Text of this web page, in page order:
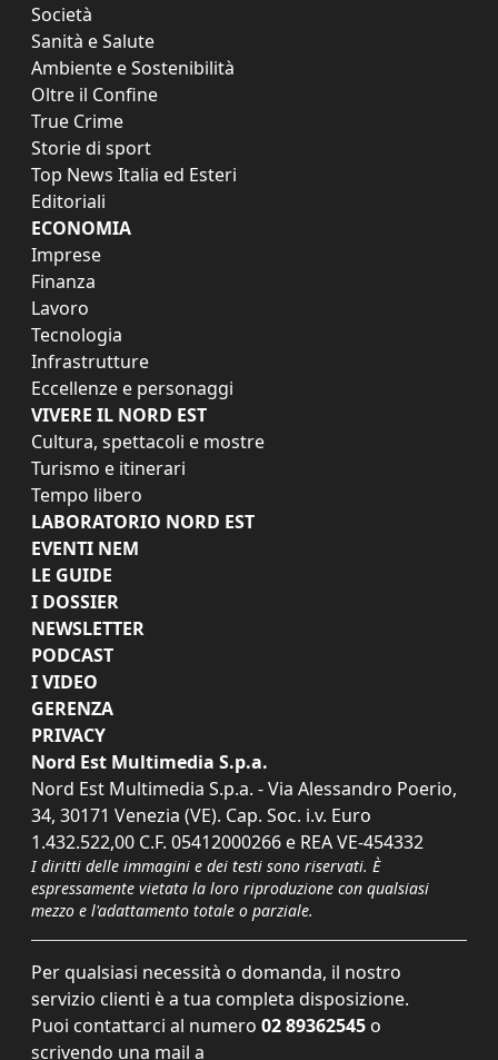
Società
Sanità e Salute
Ambiente e Sostenibilità
Oltre il Confine
True Crime
Storie di sport
Top News Italia ed Esteri
Editoriali
ECONOMIA
Imprese
Finanza
Lavoro
Tecnologia
Infrastrutture
Eccellenze e personaggi
VIVERE IL NORD EST
Cultura, spettacoli e mostre
Turismo e itinerari
Tempo libero
LABORATORIO NORD EST
EVENTI NEM
LE GUIDE
I DOSSIER
NEWSLETTER
PODCAST
I VIDEO
GERENZA
PRIVACY
Nord Est Multimedia S.p.a.
Nord Est Multimedia S.p.a. - Via Alessandro Poerio,
34, 30171 Venezia (VE). Cap. Soc. i.v. Euro
1.432.522,00 C.F. 05412000266 e REA VE-454332
I diritti delle immagini e dei testi sono riservati. È
espressamente vietata la loro riproduzione con qualsiasi
mezzo e l'adattamento totale o parziale.
Per qualsiasi necessità o domanda, il nostro
servizio clienti è a tua completa disposizione.
Puoi contattarci al numero 02 89362545 o
scrivendo una mail a